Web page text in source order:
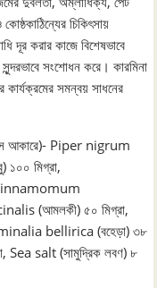
চিকিৎসায়
দূর করার কাজে বিশেষভাবে
সংশোধন করে। কারমিনা
কার্যক্রমের সমন্বয় সাধনের
আকারে)- Piper nigrum
মিগ্রা,
(আমলকী) ৫০ মিগ্রা,
bellirica (বহেড়া) ৩৮
Sea salt (সামুদ্রিক লবণ) ৮